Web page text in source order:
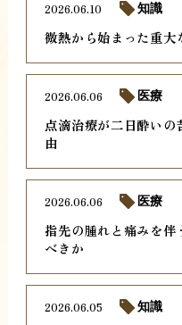
微熱から始まった重大
2026.06.10 知識
点滴治療が二日酔い
由
2026.06.06 医療
指先の腫れと痛みを伴
べきか
2026.06.06 医療
2026.06.05 知識